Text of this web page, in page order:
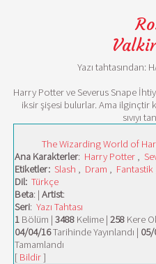
Yazı tahtasından:
Harry Potter ve Severus Snape
iksir şişesi bulurlar. Ama ilginçtir
sıvıyı
The Wizarding World of
Ana Karakterler: Harry Potter ,
Etiketler: Slash , Dram , Fantastik
Dil: Türkçe
Beta: | Artist:
Seri: Yazı Tahtası
1 Bölüm | 3488 Kelime | 258 Kere
04/04/16Tarihinde Yayınlandı |
Tamamlandı
[ Bildir]